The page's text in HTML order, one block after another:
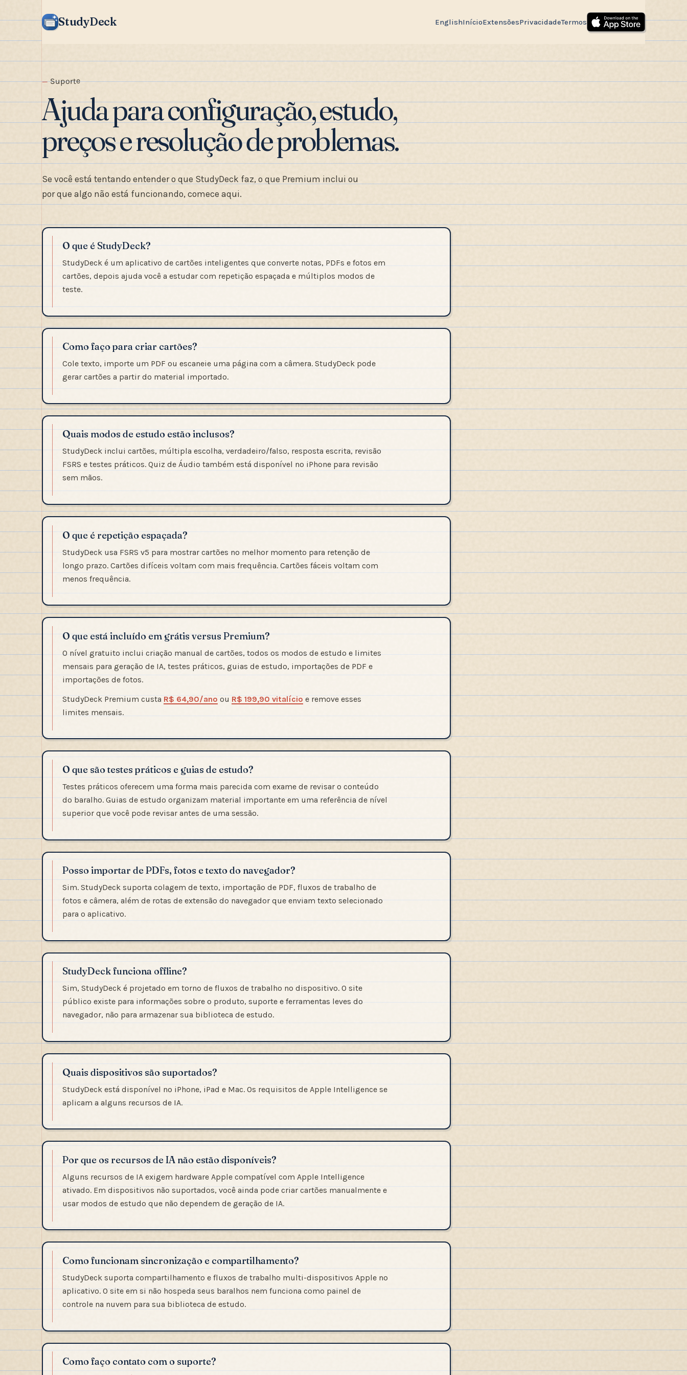
StudyDeck EnglishInícioExtensõesPrivacidadeTermos
Suporte
Ajuda para configuração, estudo,
preços e resolução de problemas.
Se você está tentando entender o que StudyDeck faz, o que Premium inclui ou
por que algo não está funcionando, comece aqui.
O que é StudyDeck?
StudyDeck é um aplicativo de cartões inteligentes que converte notas, PDFs e fotos em
cartões, depois ajuda você a estudar com repetição espaçada e múltiplos modos de
teste.
Como faço para criar cartões?
Cole texto, importe um PDF ou escaneie uma página com a câmera. StudyDeck pode
gerar cartões a partir do material importado.
Quais modos de estudo estão inclusos?
StudyDeck inclui cartões, múltipla escolha, verdadeiro/falso, resposta escrita, revisão
FSRS e testes práticos. Quiz de Áudio também está disponível no iPhone para revisão
sem mãos.
O que é repetição espaçada?
StudyDeck usa FSRS v5 para mostrar cartões no melhor momento para retenção de
longo prazo. Cartões difíceis voltam com mais frequência. Cartões fáceis voltam com
menos frequência.
O que está incluído em grátis versus Premium?
O nível gratuito inclui criação manual de cartões, todos os modos de estudo e limites
mensais para geração de IA, testes práticos, guias de estudo, importações de PDF e
importações de fotos.
StudyDeck Premium custa R$ 64,90/ano ou R$ 199,90 vitalício e remove esses
limites mensais.
O que são testes práticos e guias de estudo?
Testes práticos oferecem uma forma mais parecida com exame de revisar o conteúdo
do baralho. Guias de estudo organizam material importante em uma referência de nível
superior que você pode revisar antes de uma sessão.
Posso importar de PDFs, fotos e texto do navegador?
Sim. StudyDeck suporta colagem de texto, importação de PDF, fluxos de trabalho de
fotos e câmera, além de rotas de extensão do navegador que enviam texto selecionado
para o aplicativo.
StudyDeck funciona offline?
Sim, StudyDeck é projetado em torno de fluxos de trabalho no dispositivo. O site
público existe para informações sobre o produto, suporte e ferramentas leves do
navegador, não para armazenar sua biblioteca de estudo.
Quais dispositivos são suportados?
StudyDeck está disponível no iPhone, iPad e Mac. Os requisitos de Apple Intelligence se
aplicam a alguns recursos de IA.
Por que os recursos de IA não estão disponíveis?
Alguns recursos de IA exigem hardware Apple compatível com Apple Intelligence
ativado. Em dispositivos não suportados, você ainda pode criar cartões manualmente e
usar modos de estudo que não dependem de geração de IA.
Como funcionam sincronização e compartilhamento?
StudyDeck suporta compartilhamento e fluxos de trabalho multi-dispositivos Apple no
aplicativo. O site em si não hospeda seus baralhos nem funciona como painel de
controle na nuvem para sua biblioteca de estudo.
Como faço contato com o suporte?